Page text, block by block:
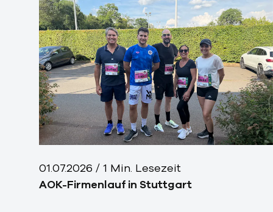
01.07.2026 / 1 Min. Lesezeit
AOK-Firmenlauf in Stuttgart